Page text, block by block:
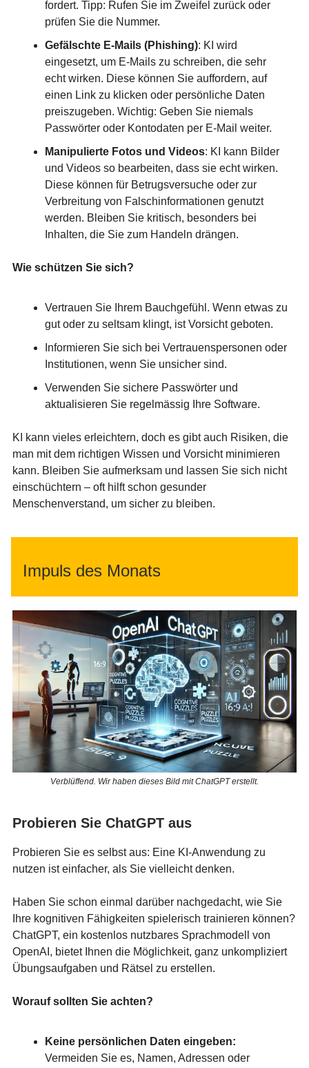
fordert. Tipp: Rufen Sie im Zweifel zurück oder
prüfen Sie die Nummer.
Gefälschte E-Mails (Phishing): KI wird
eingesetzt, um E-Mails zu schreiben, die sehr
echt wirken. Diese können Sie auffordern, auf
einen Link zu klicken oder persönliche Daten
preiszugeben. Wichtig: Geben Sie niemals
Passwörter oder Kontodaten per E-Mail weiter.
Manipulierte Fotos und Videos: KI kann Bilder
und Videos so bearbeiten, dass sie echt wirken.
Diese können für Betrugsversuche oder zur
Verbreitung von Falschinformationen genutzt
werden. Bleiben Sie kritisch, besonders bei
Inhalten, die Sie zum Handeln drängen.
Wie schützen Sie sich?
Vertrauen Sie Ihrem Bauchgefühl. Wenn etwas zu
gut oder zu seltsam klingt, ist Vorsicht geboten.
Informieren Sie sich bei Vertrauenspersonen oder
Institutionen, wenn Sie unsicher sind.
Verwenden Sie sichere Passwörter und
aktualisieren Sie regelmässig Ihre Software.
KI kann vieles erleichtern, doch es gibt auch Risiken, die
man mit dem richtigen Wissen und Vorsicht minimieren
kann. Bleiben Sie aufmerksam und lassen Sie sich nicht
einschüchtern – oft hilft schon gesunder
Menschenverstand, um sicher zu bleiben.
Impuls des Monats
Verblüffend. Wir haben dieses Bild mit ChatGPT erstellt.
Probieren Sie ChatGPT aus
Probieren Sie es selbst aus: Eine KI-Anwendung zu
nutzen ist einfacher, als Sie vielleicht denken.
Haben Sie schon einmal darüber nachgedacht, wie Sie
Ihre kognitiven Fähigkeiten spielerisch trainieren können?
ChatGPT, ein kostenlos nutzbares Sprachmodell von
OpenAI, bietet Ihnen die Möglichkeit, ganz unkompliziert
Übungsaufgaben und Rätsel zu erstellen.
Worauf sollten Sie achten?
Keine persönlichen Daten eingeben:
Vermeiden Sie es, Namen, Adressen oder